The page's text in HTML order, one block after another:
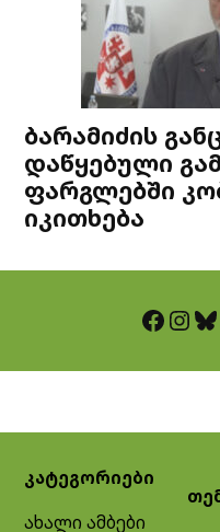
ბარამიძის
დაწყებული
ფარგლებში
იკითხება
Facebook InstagramBluesky
კატეგორიები
ახალი ამბები